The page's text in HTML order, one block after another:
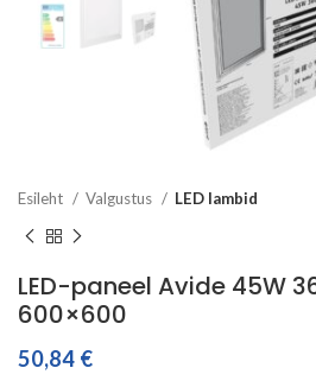
Esileht Valgustus LED lambid
LED-paneel Avide 45W
600×600
50,84 €